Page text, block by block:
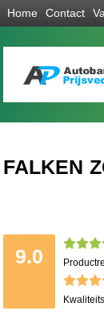
Home Contact
FALKEN
9.0